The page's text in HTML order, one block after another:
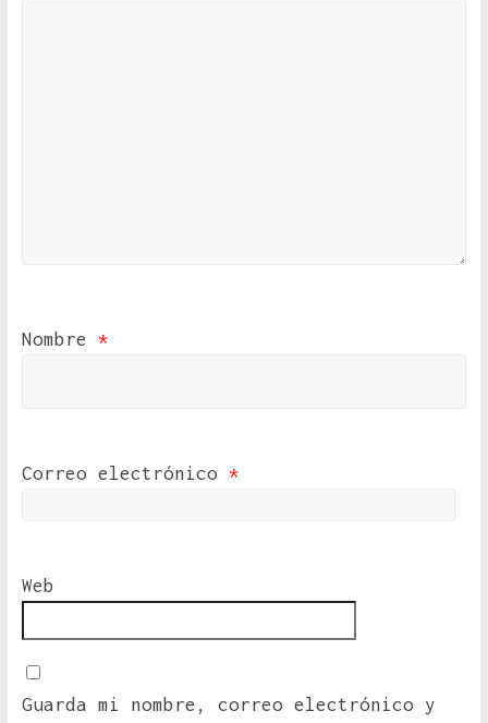
Nombre *
Correo electrónico *
Web
Guarda mi nombre, correo electrónico y